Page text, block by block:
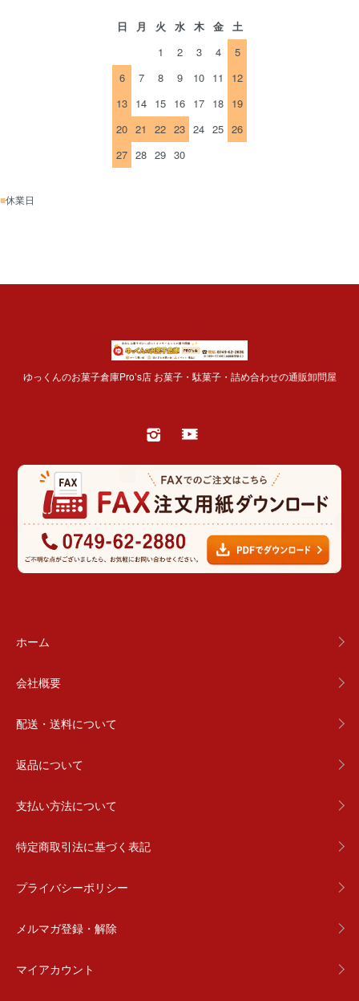
日 月 火 水 木 金
土
1
2 3 4
5
6
7 8 9 10 11
12
13 14 15 16 17 18 19
20 21 22 23 24 25 26
27 28 29 30
■休業日
ゆっくんのお菓子倉庫Pro’s店 お菓子・駄菓子・詰め合わせの通販卸問屋
ホーム
会社概要
配送・送料について
返品について
支払い方法について
特定商取引法に基づく表記
プライバシーポリシー
メルマガ登録・解除
マイアカウント